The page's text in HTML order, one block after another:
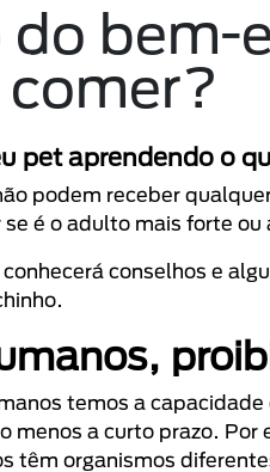
do bem-
pet aprendendo o
podem receber
é o adulto mais forte
conselhos e
temos a
menos a curto prazo.
têm organismos